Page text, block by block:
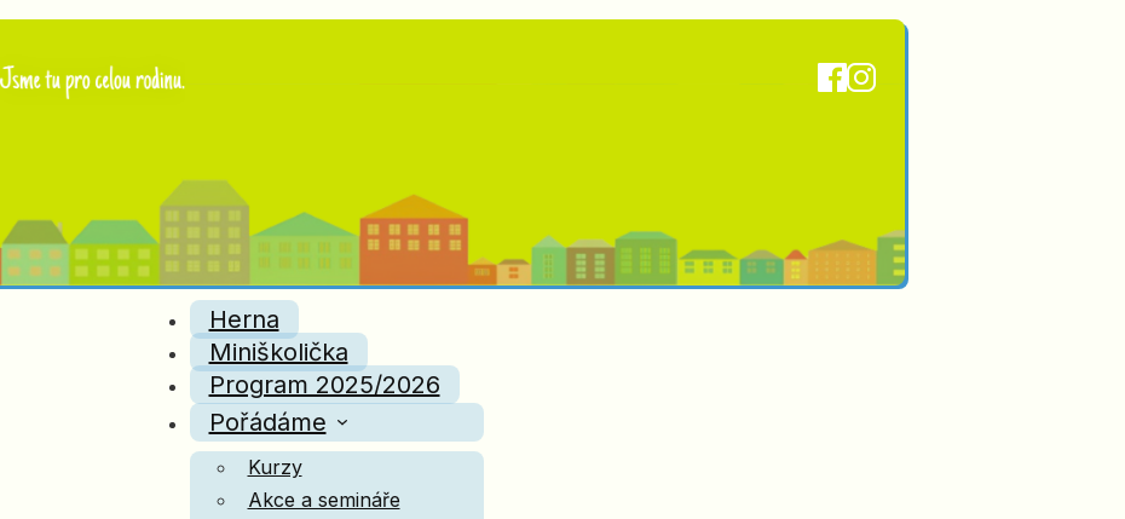
Herna
Miniškolička
Program 2025/2026
Pořádáme
Kurzy
Akce a semináře